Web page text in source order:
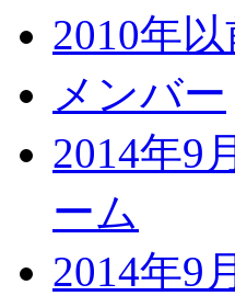
2010年
メンバー
2014年9
ーム
2014年9